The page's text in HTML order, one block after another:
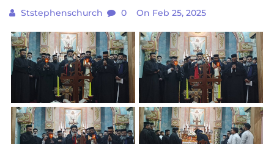
Ststephenschurch 0 On Feb 25, 2025